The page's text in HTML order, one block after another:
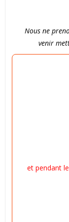
Nous ne
venir
et pendant